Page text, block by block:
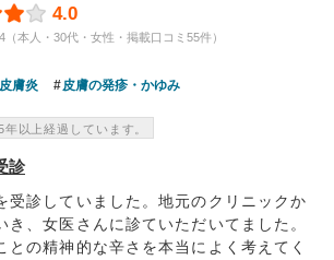
4.0
（本人・30代・女性・掲載口コミ55件）
膚炎 皮膚の発疹・かゆみ
以上経過しています。
診
受診していました。地元のクリニックか
き、女医さんに診ていただいてました。
との精神的な辛さを本当によく考えてく